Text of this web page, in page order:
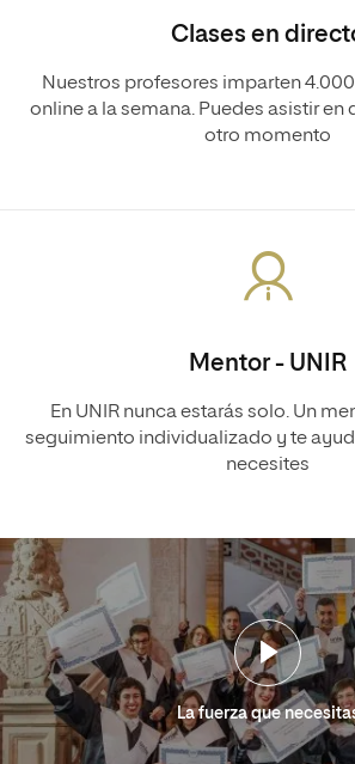
Clases en
Nuestros profesores imparten
online a la semana. Puedes asistir en
otro momento
Mentor - UNIR
En UNIR nunca estarás solo. Un
seguimiento individualizado y te
necesites
La fuerza que